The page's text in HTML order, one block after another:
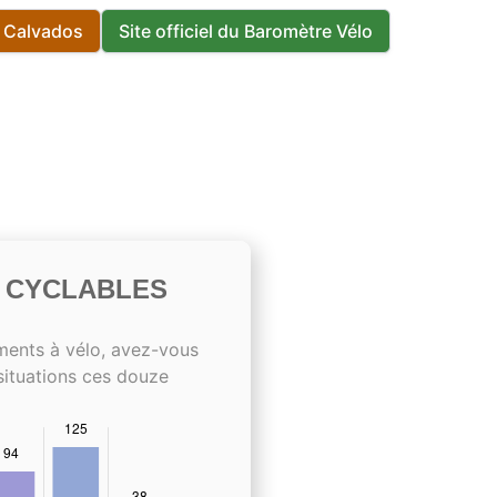
Site officiel du Baromètre Vélo
à vélo, avez-vous
ces douze